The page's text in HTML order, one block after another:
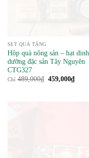
SET QUÀ TẶNG
Hộp quà nông sản – hạt dinh
dưỡng đặc sản Tây Nguyên
CTG327
Chỉ 489,000₫ Giá
459,000₫Giá